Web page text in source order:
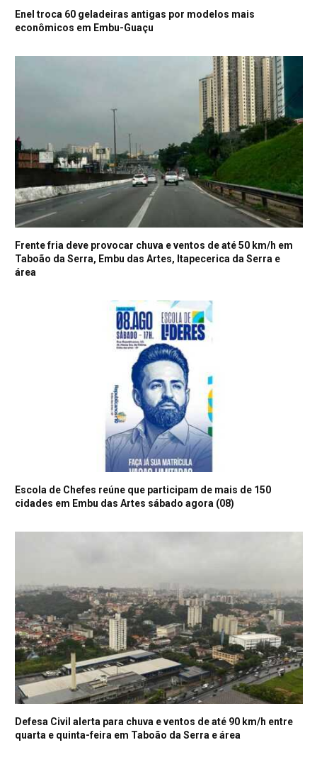
Enel troca 60 geladeiras antigas por modelos mais
econômicos em Embu-Guaçu
Frente fria deve provocar chuva e ventos de até 50 km/h em
Taboão da Serra, Embu das Artes, Itapecerica da Serra e
área
Escola de Chefes reúne que participam de mais de 150
cidades em Embu das Artes sábado agora (08)
Defesa Civil alerta para chuva e ventos de até 90 km/h entre
quarta e quinta-feira em Taboão da Serra e área